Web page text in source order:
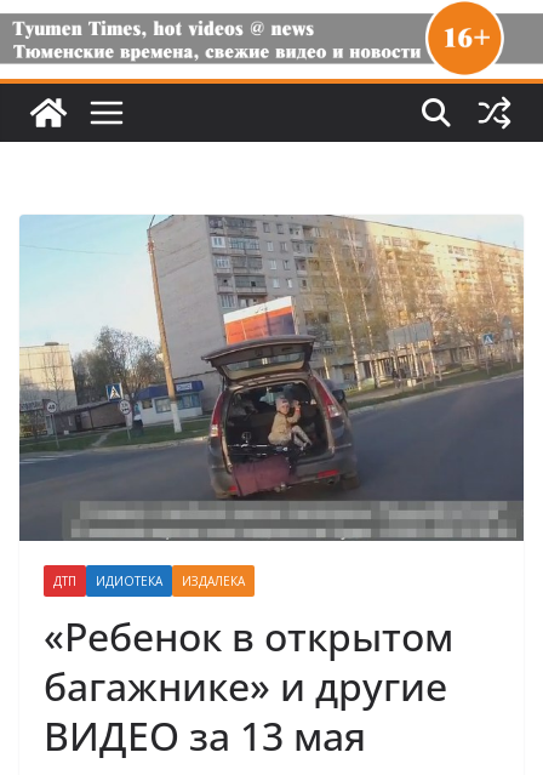
ДТП ИДИОТЕКА ИЗДАЛЕКА
«Ребенок в открытом
багажнике» и другие
ВИДЕО за 13 мая